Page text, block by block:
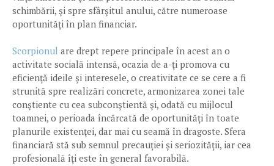
schimbării, şi spre sfârşitul anului, către numeroase
oportunităţi în plan financiar.
Scorpionul are drept repere principale în acest an o
activitate socială intensă, ocazia de a-ţi promova cu
eficienţă ideile şi interesele, o creativitate ce se cere a fi
strunită spre realizări concrete, armonizarea zonei tale
conştiente cu cea subconştientă şi, odată cu mijlocul
toamnei, o perioada încărcată de oportunităţi în toate
planurile existenţei, dar mai cu seamă în dragoste. Sfera
financiară stă sub semnul precauţiei şi seriozităţii, iar cea
profesională îţi este în general favorabilă.